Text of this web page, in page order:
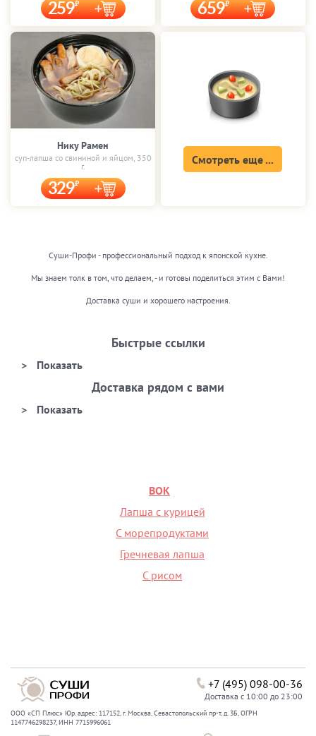
259 659
Нику Рамен
суп-лапша со свининой и яйцом, 350
г.
329
Смотреть еще ...
Суши-Профи - профессиональный подход к японской кухне.
Мы знаем толк в том, что делаем, - и готовы поделиться этим с Вами!
Доставка суши и хорошего настроения.
Быстрые ссылки
Доставка рядом с вами
ВОК
Лапша с курицей
С морепродуктами
Гречневая лапша
С рисом
+7 (495) 098-00-36
Доставка с 10:00 до 23:00
ООО «СП Плюс» Юр. адрес: 117152, г. Москва, Севастопольский пр-т, д. 3Б, ОГРН
1147746298237, ИНН 7715996061